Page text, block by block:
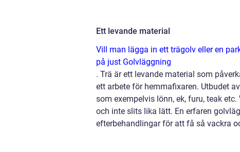
Ett levande material
Vill man lägga in ett trägolv eller en
på just Golvläggning
. Trä är ett levande material som
ett arbete för hemmafixaren. Utbudet
som exempelvis lönn, ek, furu, teak
och inte slits lika lätt. En erfaren
efterbehandlingar för att få så vackra